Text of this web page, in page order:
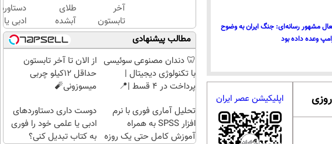
مشهور رسانه‌ای: جنگ ایران به وضوح
وعده داده بود
اپلیکیشن عصر ایران
رسمی
چاپ
کن !
کلیک
کن تا
هست
میسوزونی
🧨
آخر
تابستون
حداقل
12کیلو
چربی
میسوزونی
🧨
طلای
آبشده
حتی با
۱۰۰هزارتومان
ادبی یا
علمی
فوری به
کتاب
مطالب پیشنهادی
🦷 دندان مصنوعی سوئیسی
با تکنولوژی دیجیتال |
پرداخت در 4 قسط |📍
از الان تا آخر تابستون
حداقل 12کیلو چربی
میسوزونی🧨
تحلیل آماری فوری با نرم
افزار SPSS به همراه
آموزش کامل حتی یک روزه
دوست داری دستاوردهای
ادبی یا علمی خود را فوری
به کتاب تبدیل کنی؟